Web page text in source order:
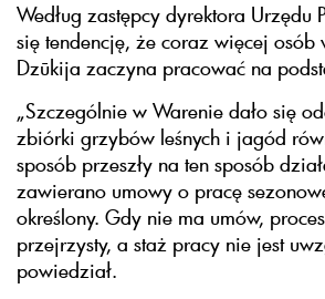
Według zastępcy dyrektora Urzędu
się tendencję, że coraz więcej osób
Dzūkija zaczyna pracować na
„Szczególnie w Warenie dało się
zbiórki grzybów leśnych i jagód
sposób przeszły na ten sposób
zawierano umowy o pracę
określony. Gdy nie ma umów,
przejrzysty, a staż pracy nie jest
powiedział.